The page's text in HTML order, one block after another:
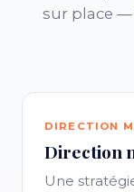
sur place —
DIRECTION
Direction
Une